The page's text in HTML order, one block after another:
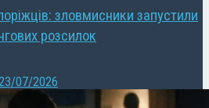
зловмисники запустили
розсилок
07/2026